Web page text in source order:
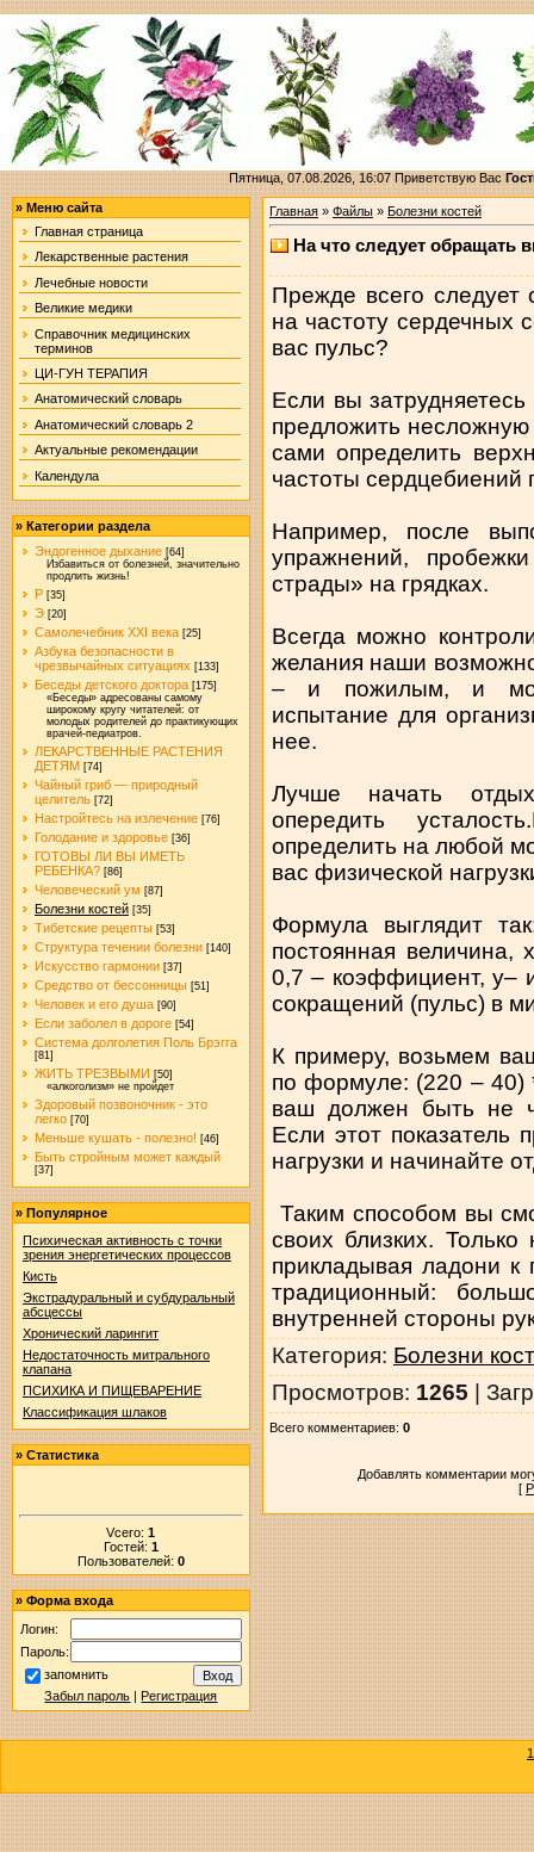
Пятница, 07.08.2026, 16:07Приветствую Вас
» Меню сайта
Главная страница
Лекарственные растения
Лечебные новости
Великие медики
Справочник медицинских
терминов
ЦИ-ГУН ТЕРАПИЯ
Анатомический словарь
Анатомический словарь 2
Актуальные рекомендации
Календула
» Категории раздела
Эндогенное дыхание [64]
Избавиться от болезней, значительно
продлить жизнь!
Р [35]
Э [20]
Самолечебник XXI века [25]
Азбука безопасности в
чрезвычайных ситуациях [133]
Беседы детского доктора [175]
«Беседы» адресованы самому
широкому кругу читателей: от
молодых родителей до практикующих
врачей-педиатров.
ЛЕКАРСТВЕННЫЕ РАСТЕНИЯ
ДЕТЯМ [74]
Чайный гриб — природный
целитель [72]
Настройтесь на излечение [76]
Голодание и здоровье [36]
ГОТОВЫ ЛИ ВЫ ИМЕТЬ
РЕБЕНКА? [86]
Человеческий ум [87]
Болезни костей [35]
Тибетские рецепты [53]
Структура течении болезни [140]
Искусство гармонии [37]
Средство от бессонницы [51]
Человек и его душа [90]
Если заболел в дороге [54]
Система долголетия Поль Брэгга
[81]
ЖИТЬ ТРЕЗВЫМИ [50]
«алкоголизм» не пройдет
Здоровый позвоночник - это
легко [70]
Меньше кушать - полезно! [46]
Быть стройным может каждый
[37]
» Популярное
Психическая активность с точки
зрения энергетических процессов
Кисть
Экстрадуральный и субдуральный
абсцессы
Хронический ларингит
Недостаточность митрального
клапана
ПСИХИКА И ПИЩЕВАРЕНИЕ
Классификация шлаков
» Статистика
Vсего:1
Гостей: 1
Пользователей: 0
» Форма входа
Логин:
Пароль:
запомнить
Забыл пароль |Регистрация
Главная» Файлы» Болезни костей
На что следует обращать
Прежде всего
на частоту сердечных
вас пульс?
Если вы
предложить
сами определить
частоты сердцебиений
Например, после
упражнений,
страды» на грядках.
Всегда можно
желания наши
– и пожилым, и
испытание для
нее.
Лучше начать
опередить
определить на любой
вас физической
Формула выглядит
постоянная величина,
0,7 – коэффициент, у–
сокращений (пульс) в
К примеру, возьмем
по формуле: (220 – 40)
ваш должен быть не
Если этот показатель
нагрузки и начинайте
Таким способом вы
своих близких.
прикладывая ладони
традиционный:
внутренней стороны
Категория: Болезни
Просмотров: 1265 |
Всего комментариев: 0
Добавлять комментарии
[